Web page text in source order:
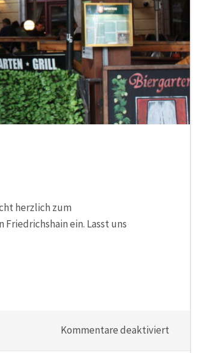
herzlich zum
Friedrichshain ein. Lasst uns
Kommentare deaktiviert